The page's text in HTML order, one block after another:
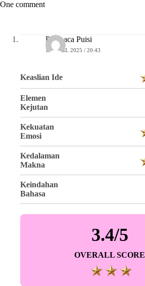
One comment
Pembaca Puisi
16 APRIL 2025 / 20:43
Keaslian Ide
Elemen
Kejutan
Kekuatan
Emosi
Kedalaman
Makna
Keindahan
Bahasa
3.4/5
OVERALL SCORE